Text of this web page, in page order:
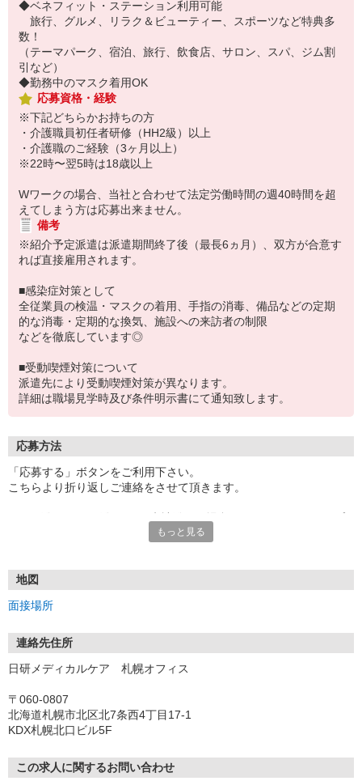
◆ベネフィット・ステーション利用可能
旅行、グルメ、リラク＆ビューティー、スポーツなど特典多
数！
（テーマパーク、宿泊、旅行、飲食店、サロン、スパ、ジム割
引など）
◆勤務中のマスク着用OK
応募資格・経験
※下記どちらかお持ちの方
・介護職員初任者研修（HH2級）以上
・介護職のご経験（3ヶ月以上）
※22時〜翌5時は18歳以上
Wワークの場合、当社と合わせて法定労働時間の週40時間を超
えてしまう方は応募出来ません。
備考
※紹介予定派遣は派遣期間終了後（最長6ヵ月）、双方が合意す
れば直接雇用されます。
■感染症対策として
全従業員の検温・マスクの着用、手指の消毒、備品などの定期
的な消毒・定期的な換気、施設への来訪者の制限
などを徹底しています◎
■受動喫煙対策について
派遣先により受動喫煙対策が異なります。
詳細は職場見学時及び条件明示書にて通知致します。
応募方法
「応募する」ボタンをご利用下さい。
こちらより折り返しご連絡をさせて頂きます。
もっと見る
地図
面接場所
連絡先住所
日研メディカルケア 札幌オフィス
〒060-0807
北海道札幌市北区北7条西4丁目17-1
KDX札幌北口ビル5F
この求人に関するお問い合わせ